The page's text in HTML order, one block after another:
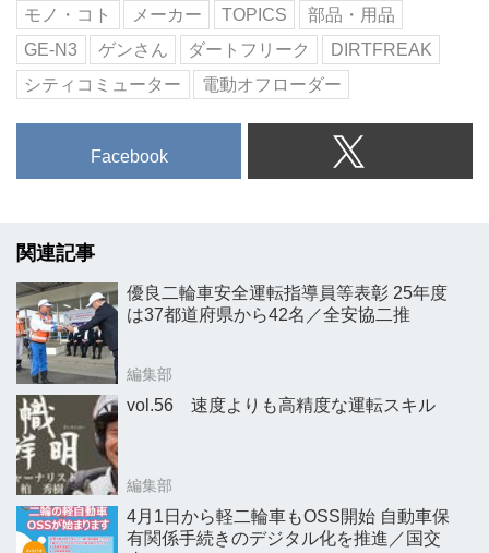
モノ・コト メーカー TOPICS
部品・用品
GE-N3
ゲンさん ダートフリーク
DIRTFREAK
シティコミューター
電動オフローダー
Facebook
関連記事
優良二輪車安全運転指導員等表彰 25年度
は37都道府県から42名／全安協二推
編集部
vol.56 速度よりも高精度な運転スキル
編集部
4月1日から軽二輪車もOSS開始 自動車保
有関係手続きのデジタル化を推進／国交